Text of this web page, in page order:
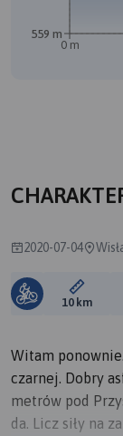
0 m
559 m
2020-07-04
10 km
Witam
czarnej. Dobry
metrów pod
da. Licz siły na